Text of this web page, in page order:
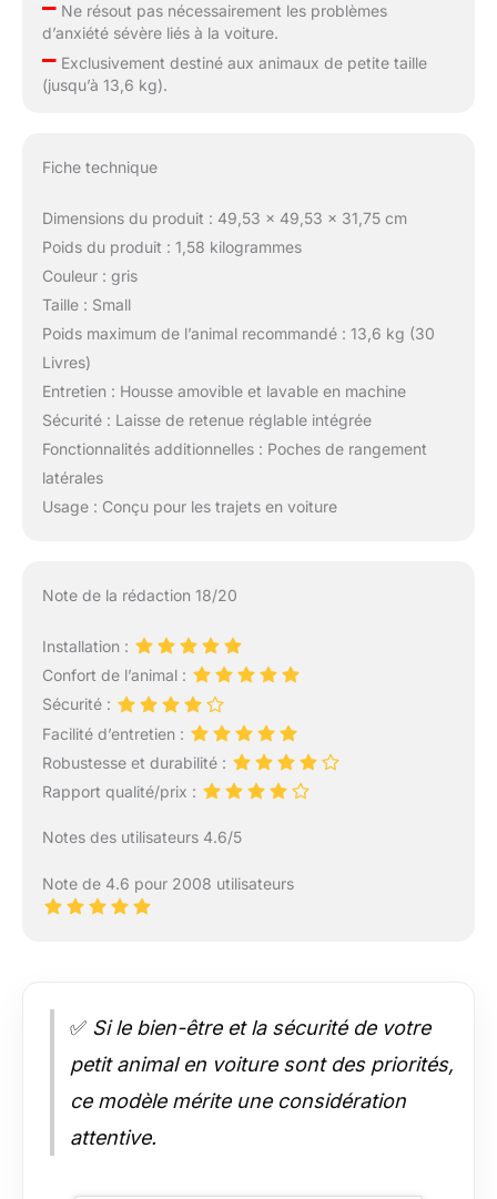
Ne résout pas nécessairement les problèmes
d’anxiété sévère liés à la voiture.
–Exclusivement destiné aux animaux de petite taille
(jusqu’à 13,6 kg).
Fiche technique
Dimensions du produit : 49,53 x 49,53 x 31,75 cm
Poids du produit : 1,58 kilogrammes
Couleur : gris
Taille : Small
Poids maximum de l’animal recommandé : 13,6 kg (30
Livres)
Entretien : Housse amovible et lavable en machine
Sécurité : Laisse de retenue réglable intégrée
Fonctionnalités additionnelles : Poches de rangement
latérales
Usage : Conçu pour les trajets en voiture
Note de la rédaction 18/20
Installation :
Confort de l’animal :
Sécurité :
Facilité d’entretien :
Robustesse et durabilité :
Rapport qualité/prix :
Notes des utilisateurs 4.6/5
Note de 4.6 pour 2008 utilisateurs
✅ Si le bien-être et la sécurité de votre
petit animal en voiture sont des priorités,
ce modèle mérite une considération
attentive.